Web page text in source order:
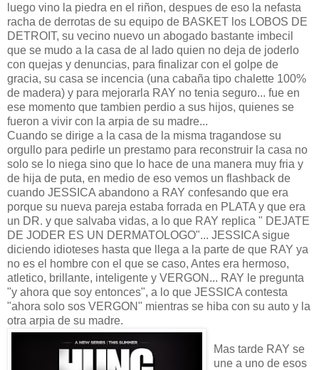
luego vino la piedra en el riñon, despues de eso la nefasta
racha de derrotas de su equipo de BASKET los LOBOS DE
DETROIT, su vecino nuevo un abogado bastante imbecil
que se mudo a la casa de al lado quien no deja de joderlo
con quejas y denuncias, para finalizar con el golpe de
gracia, su casa se incencia (una cabaña tipo chalette 100%
de madera) y para mejorarla RAY no tenia seguro... fue en
ese momento que tambien perdio a sus hijos, quienes se
fueron a vivir con la arpia de su madre...
Cuando se dirige a la casa de la misma tragandose su
orgullo para pedirle un prestamo para reconstruir la casa no
solo se lo niega sino que lo hace de una manera muy fria y
de hija de puta, en medio de eso vemos un flashback de
cuando JESSICA abandono a RAY confesando que era
porque su nueva pareja estaba forrada en PLATA y que era
un DR. y que salvaba vidas, a lo que RAY replica " DEJATE
DE JODER ES UN DERMATOLOGO"... JESSICA sigue
diciendo idioteses hasta que llega a la parte de que RAY ya
no es el hombre con el que se caso, Antes era hermoso,
atletico, brillante, inteligente y VERGON... RAY le pregunta
"y ahora que soy entonces", a lo que JESSICA contesta
"ahora solo sos VERGON" mientras se hiba con su auto y la
otra arpia de su madre.
Mas tarde RAY se
une a uno de esos